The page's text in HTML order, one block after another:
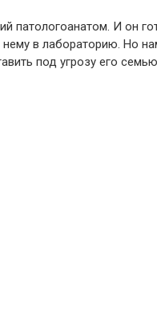
патологоанатом. И он
нему в лабораторию. Но
под угрозу его